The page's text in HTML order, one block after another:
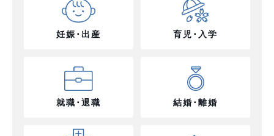
妊娠･出産 育児･入学
就職･退職 結婚･離婚